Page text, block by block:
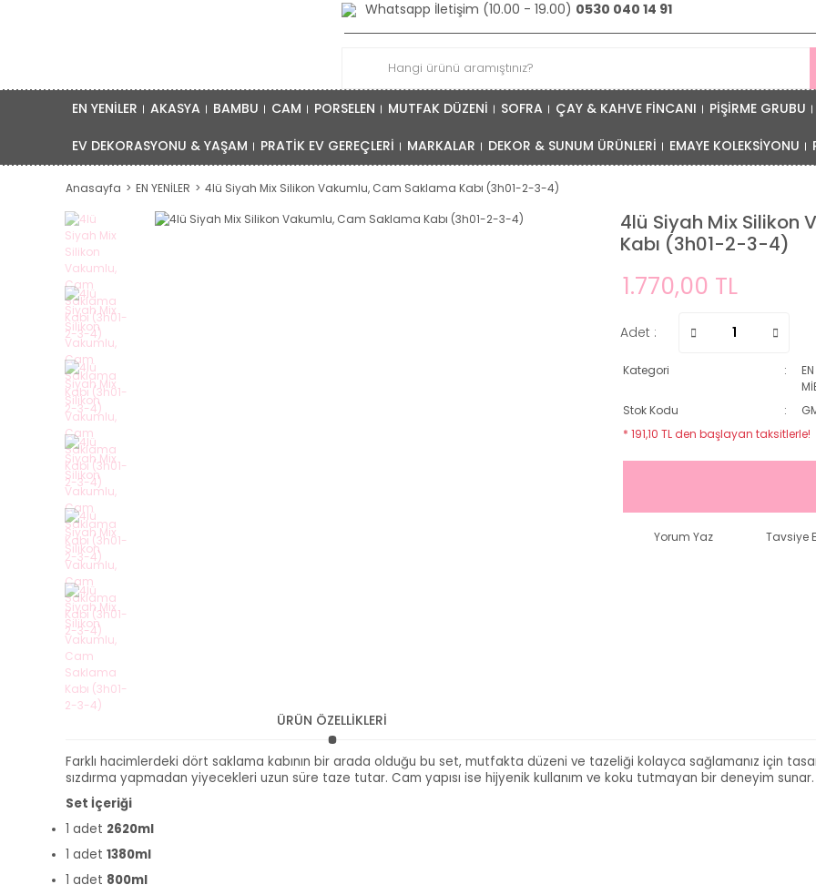
Whatsapp İletişim (10.00 - 19.00) 0530 040 14 91
EN YENİLER AKASYA BAMBU CAM PORSELEN MUTFAK DÜZENİ SOFRA ÇAY & KAHVE FİNCANI PİŞİRME GRUBU
EV DEKORASYONU & YAŞAM PRATİK EV GEREÇLERİ MARKALAR DEKOR & SUNUM ÜRÜNLERİ EMAYE KOLEKSİYONU
Anasayfa EN YENİLER 4lü Siyah Mix Silikon Vakumlu, Cam Saklama Kabı (3h01-2-3-4)
4lü Siyah Mix Silikon
Kabı (3h01-2-3-4)
1.770,00 TL
Adet :
Kategori
Stok Kodu
* 191,10 TL den başlayan taksitlerle!
Yorum Yaz Tavsiye
ÜRÜN ÖZELLİKLERİ
Farklı hacimlerdeki dört saklama kabının bir arada olduğu bu set, mutfakta düzeni ve tazeliği kolayca sağlamanız için
sızdırma yapmadan yiyecekleri uzun süre taze tutar. Cam yapısı ise hijyenik kullanım ve koku tutmayan bir deneyim sunar.
Set İçeriği
1 adet 2620ml
1 adet 1380ml
1 adet 800ml